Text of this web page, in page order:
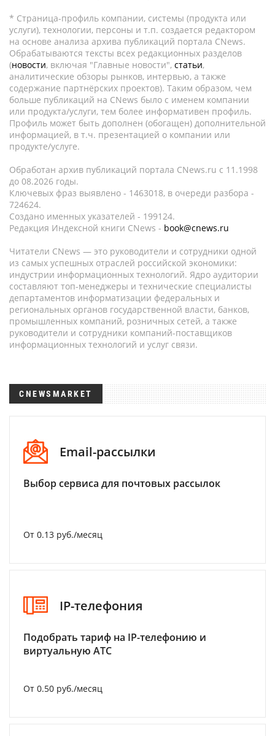
* Страница-профиль компании, системы (продукта или
услуги), технологии, персоны и т.п. создается редактором
на основе анализа архива публикаций портала CNews.
Обрабатываются тексты всех редакционных разделов
(новости, включая "Главные новости", статьи,
аналитические обзоры рынков, интервью, а также
содержание партнёрских проектов). Таким образом, чем
больше публикаций на CNews было с именем компании
или продукта/услуги, тем более информативен профиль.
Профиль может быть дополнен (обогащен) дополнительной
информацией, в т.ч. презентацией о компании или
продукте/услуге.
Обработан архив публикаций портала CNews.ru c 11.1998
до 08.2026 годы.
Ключевых фраз выявлено - 1463018, в очереди разбора -
724624.
Создано именных указателей - 199124.
Редакция Индексной книги CNews - book@cnews.ru
Читатели CNews — это руководители и сотрудники одной
из самых успешных отраслей российской экономики:
индустрии информационных технологий. Ядро аудитории
составляют топ-менеджеры и технические специалисты
департаментов информатизации федеральных и
региональных органов государственной власти, банков,
промышленных компаний, розничных сетей, а также
руководители и сотрудники компаний-поставщиков
информационных технологий и услуг связи.
CNEWSMARKET
Email-рассылки
Выбор сервиса для почтовых рассылок
От 0.13 руб./месяц
IP-телефония
Подобрать тариф на IP-телефонию и
виртуальную АТС
От 0.50 руб./месяц